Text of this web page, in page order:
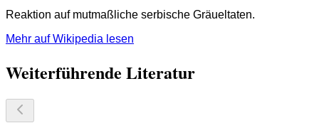
Reaktion auf mutmaßliche serbische Gräueltaten.
Mehr auf Wikipedia lesen
Weiterführende Literatur